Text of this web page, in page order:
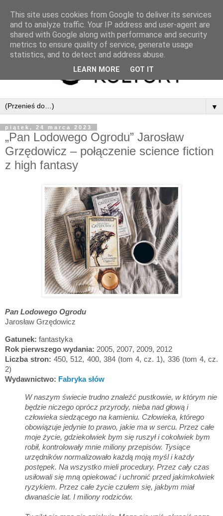
▼
piątek, 24 marca 2023
„Pan Lodowego Ogrodu” Jarosław
Grzędowicz – połączenie science fiction
z high fantasy
Pan Lodowego Ogrodu
Jarosław Grzędowicz
Gatunek: fantastyka
Rok pierwszego wydania: 2005, 2007, 2009, 2012
Liczba stron:450, 512, 400, 384 (tom 4, cz. 1), 336 (tom 4, cz.
2)
Wydawnictwo: Fabryka słów
W naszym świecie trudno znaleźć pustkowie, w którym nie
będzie niczego oprócz przyrody, nieba nad głową i
człowieka siedzącego na kamieniu. Człowieka, którego
obowiązuje jedynie to prawo, jakie ma w sercu. Przez całe
moje życie, gdziekolwiek bym się ruszył i cokolwiek bym
robił, kontrolowały mnie miliony przepisów. Tysiące
urzędników normalizowało każdą moją myśl i każdy
postępek. Na wszystko mieli procedury. Przez cały czas
usiłowali się mną opiekować i uchronić przed jakimkolwiek
ryzykiem. Przez całe życie czułem się, jakbym miał
dwanaście lat. I miliony rodziców.
This site uses cookies from Google to deliver its services
and to analyze traffic. Your IP address and user-agent are
shared with Google along with performance and security
metrics to ensure quality of service, generate usage
statistics, and to detect and address abuse.
LEARN MORE GOT IT